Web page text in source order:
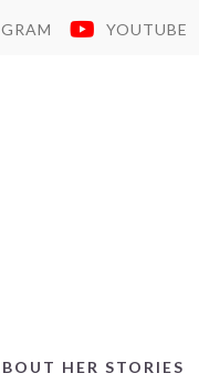
YOUTUBE
HER STORIES